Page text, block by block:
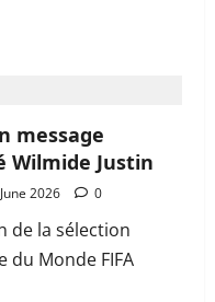
message
Wilmide Justin
2026 0
de la sélection
du Monde FIFA